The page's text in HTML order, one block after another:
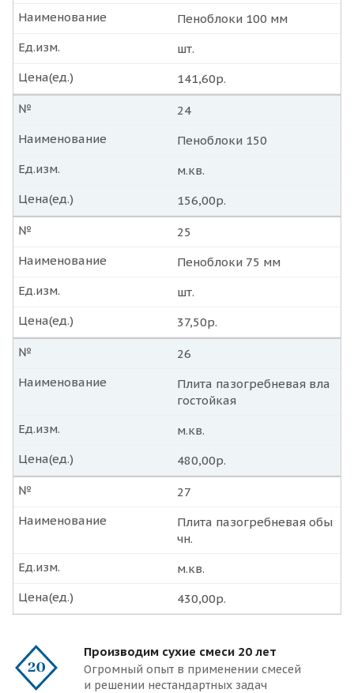
Пеноблоки 100 мм
Наименование
шт.
Ед.изм.
141,60р.
Цена(ед.)
24
№
Пеноблоки 150
Наименование
м.кв.
Ед.изм.
156,00р.
Цена(ед.)
25
№
Пеноблоки 75 мм
Наименование
шт.
Ед.изм.
37,50р.
Цена(ед.)
26
№
Плита пазогребневая вла
гостойкая
Наименование
м.кв.
Ед.изм.
480,00р.
Цена(ед.)
27
№
Плита пазогребневая обы
чн.
Наименование
м.кв.
Ед.изм.
430,00р.
Цена(ед.)
Производим сухие смеси 20 лет
Огромный опыт в применении смесей
и решении нестандартных задач